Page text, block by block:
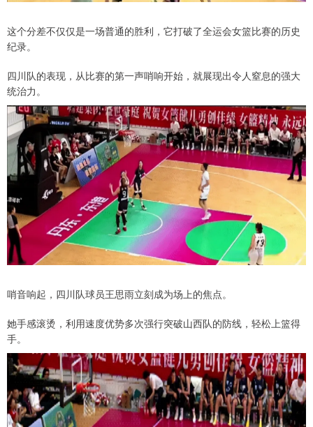
这个分差不仅仅是一场普通的胜利，它打破了全运会女篮比赛的历史
纪录。
四川队的表现，从比赛的第一声哨响开始，就展现出令人窒息的强大
统治力。
哨音响起，四川队球员王思雨立刻成为场上的焦点。
她手感滚烫，利用速度优势多次强行突破山西队的防线，轻松上篮得
手。